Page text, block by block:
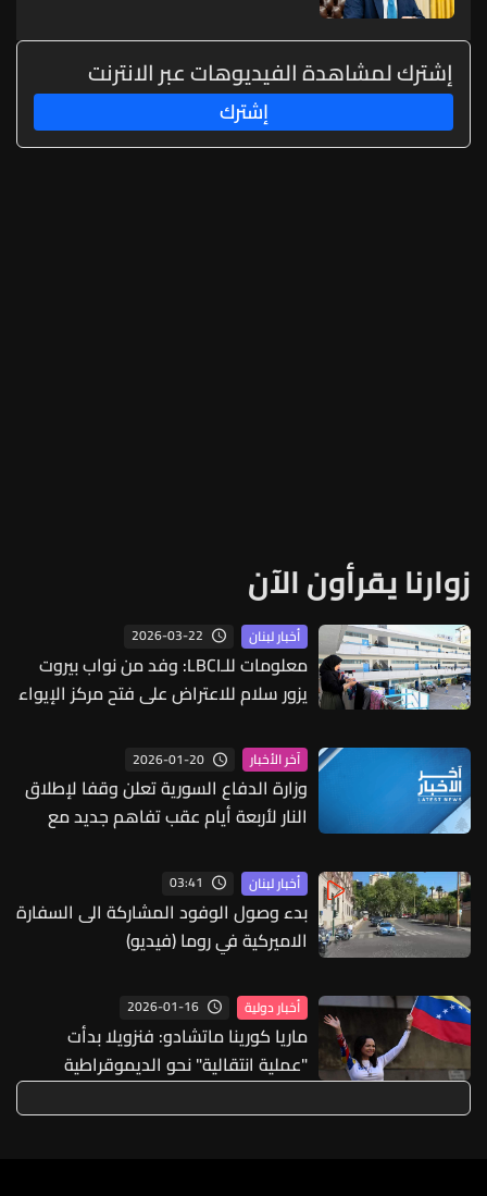
إشترك لمشاهدة الفيديوهات عبر الانترنت
إشترك
زوارنا يقرأون الآن
أخبار لبنان 2026-03-22
معلومات للـLBCI: وفد من نواب بيروت
يزور سلام للاعتراض على فتح مركز الإيواء
آخر الأخبار 2026-01-20
وزارة الدفاع السورية تعلن وقفا لإطلاق
النار لأربعة أيام عقب تفاهم جديد مع
أخبار لبنان 03:41
بدء وصول الوفود المشاركة الى السفارة
الاميركية في روما (فيديو)
أخبار دولية 2026-01-16
ماريا كورينا ماتشادو: فنزويلا بدأت
"عملية انتقالية" نحو الديموقراطية